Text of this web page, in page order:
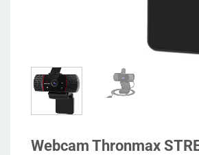
Webcam Thronmax